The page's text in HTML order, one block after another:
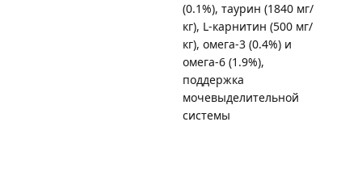
(0.1%), таурин (1840 мг/
кг), L-карнитин (500 мг/
кг), омега-3 (0.4%) и
омега-6 (1.9%),
поддержка
мочевыделительной
системы